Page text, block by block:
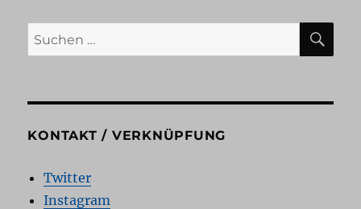
Suchen
nach:
KONTAKT / VERKNÜPFUNG
Twitter
Instagram